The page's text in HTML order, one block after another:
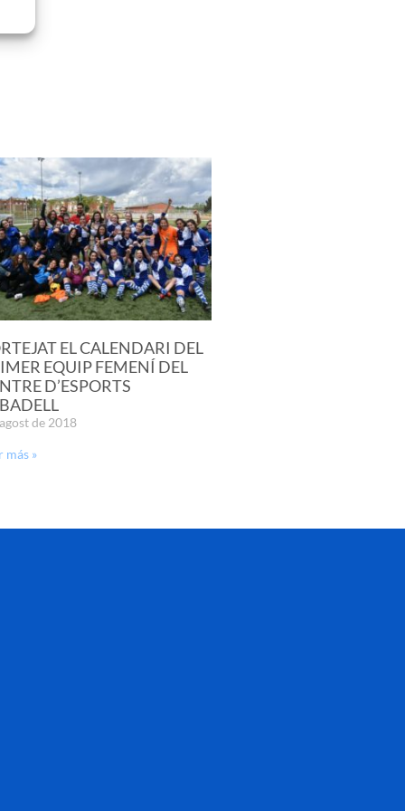
EL CALENDARI DEL
EQUIP FEMENÍ DEL
D’ESPORTS
de 2018
más »